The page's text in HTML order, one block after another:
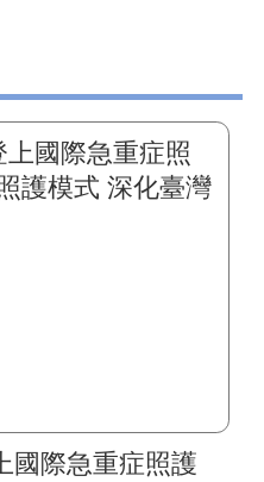
國際急重症照護